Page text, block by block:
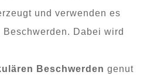
und verwenden es
Dabei wird
Beschwerden genut